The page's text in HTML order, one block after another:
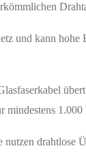
und kann
1.000
drahtlose